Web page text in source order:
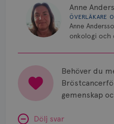
Anne
ÖVERLÄKARE
Anne
onkologi och
Behöver du
gemenskap
Dölj svar